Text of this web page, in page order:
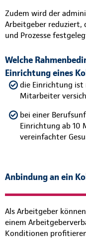
Zudem wird der
Arbeitgeber reduziert,
und Prozesse
Welche
Einrichtung eines
die Einrichtung ist
Mitarbeiter
bei einer
Einrichtung ab 10
vereinfachter
Anbindung an ein
Als Arbeitgeber
einem
Konditionen